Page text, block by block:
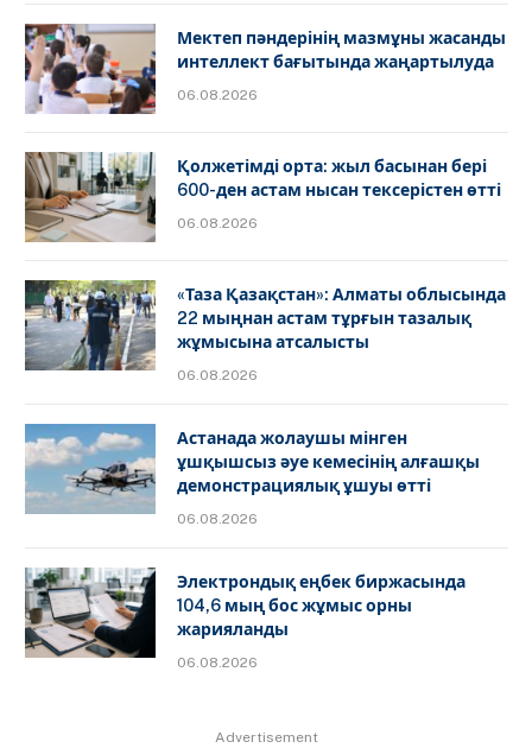
Мектеп пәндерінің мазмұны жасанды
интеллект бағытында жаңартылуда
06.08.2026
Қолжетімді орта: жыл басынан бері
600-ден астам нысан тексерістен өтті
06.08.2026
«Таза Қазақстан»: Алматы облысында
22 мыңнан астам тұрғын тазалық
жұмысына атсалысты
06.08.2026
Астанада жолаушы мінген
ұшқышсыз әуе кемесінің алғашқы
демонстрациялық ұшуы өтті
06.08.2026
Электрондық еңбек биржасында
104,6 мың бос жұмыс орны
жарияланды
06.08.2026
Advertisement